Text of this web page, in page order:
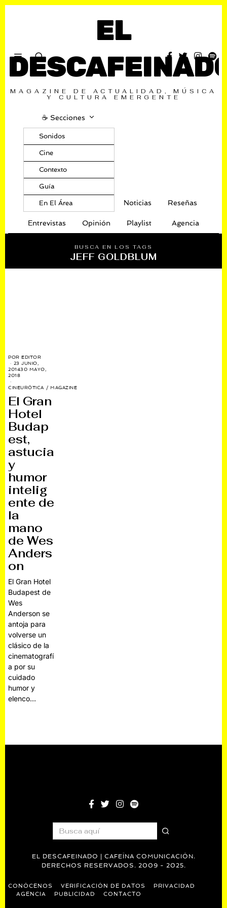
EL
MAGAZINE DE ACTUALIDAD, MÚSICA
Y CULTURA EMERGENTE
☕️ Secciones
Sonidos
Cine
Contexto
Guía
En El Área Noticias Reseñas
Entrevistas Opinión Playlist Agencia
BUSCA EN LOS TAGS
JEFF GOLDBLUM
POREDITOR
23 JUNIO,
201430 MAYO,
2018
CINEURÓTICA / MAGAZINE
El Gran
Hotel
Budap
est,
astucia
y
humor
intelig
ente de
la
mano
de Wes
Anders
on
El Gran Hotel
Budapest de
Wes
Anderson se
antoja para
volverse un
clásico de la
cinematografí
a por su
cuidado
humor y
elenco…
EL DESCAFEINADO | CAFEÍNA COMUNICACIÓN.
DERECHOS RESERVADOS. 2009 - 2025.
CONÓCENOS VERIFICACIÓN DE DATOS
PRIVACIDAD
AGENCIA
PUBLICIDAD CONTACTO